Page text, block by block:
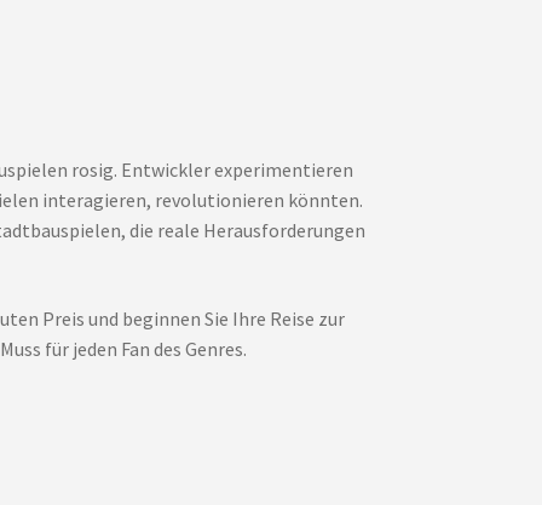
rosig. Entwickler experimentieren
interagieren, revolutionieren könnten.
die reale Herausforderungen
Preis und beginnen Sie Ihre Reise zur
für jeden Fan des Genres.